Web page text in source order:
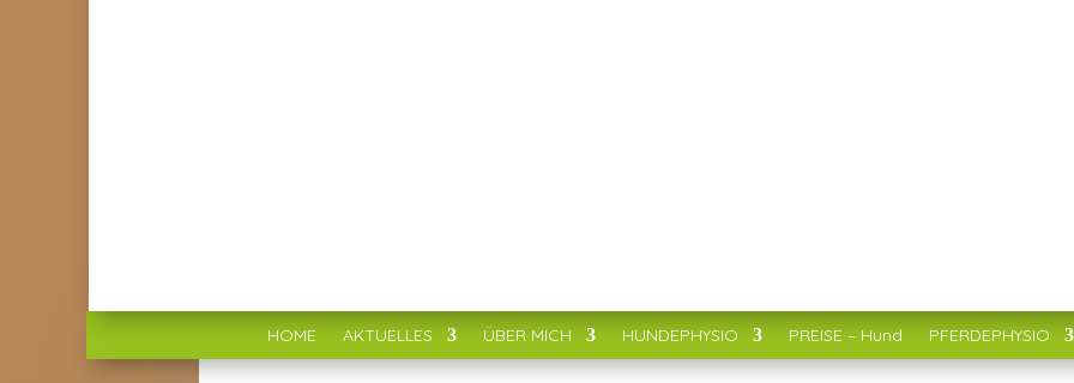
HOME AKTUELLES ÜBER MICH HUNDEPHYSIO PREISE – Hund PFERDEPHYSIO